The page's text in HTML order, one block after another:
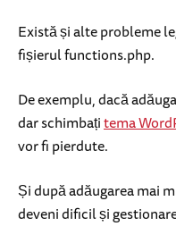
Există și alte probleme
fișierul functions.php.
De exemplu, dacă
dar schimbațitema
vor fi pierdute.
Și după adăugarea mai
deveni dificil și